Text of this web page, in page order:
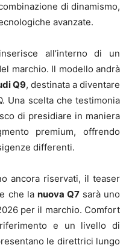
di dinamismo,
avanzate.
all’interno di un
marchio. Il modello andrà
Q9, destinata a diventare
Una scelta che testimonia
di presidiare in maniera
premium, offrendo
differenti.
ancora riservati, il teaser
che la nuova Q7sarà uno
per il marchio. Comfort
e un livello di
le direttrici lungo